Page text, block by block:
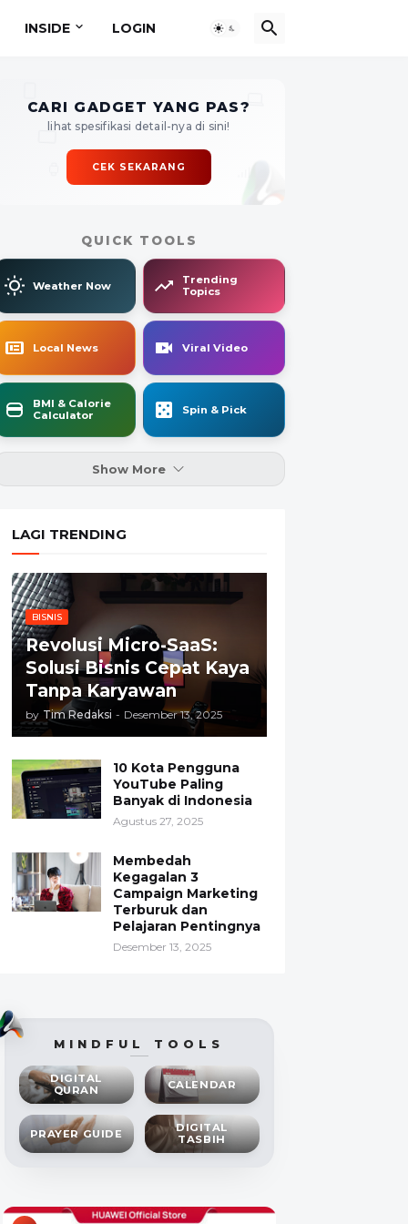
INSIDE LOGIN
CARI GADGET YANG PAS?
lihat spesifikasi detail-nya di sini!
CEK SEKARANG
QUICK TOOLS
Weather Now
Trending
Topics
Local News Viral Video
BMI & Calorie
Calculator
Spin & Pick
Show More
LAGI TRENDING
BISNIS
Revolusi Micro-SaaS:
Solusi Bisnis Cepat Kaya
Tanpa Karyawan
by Tim Redaksi - Desember 13, 2025
10 Kota Pengguna
YouTube Paling
Banyak di Indonesia
Agustus 27, 2025
Membedah
Kegagalan 3
Campaign Marketing
Terburuk dan
Pelajaran Pentingnya
Desember 13, 2025
MINDFUL TOOLS
DIGITAL
QURAN
CALENDAR
PRAYER GUIDE
DIGITAL
TASBIH